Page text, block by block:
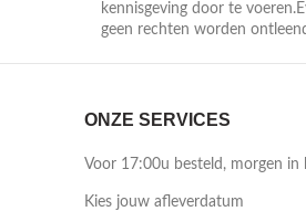
kennisgeving door te
geen rechten worden
ONZE SERVICES
Voor 17:00u besteld, morgen in
Kies jouw afleverdatum